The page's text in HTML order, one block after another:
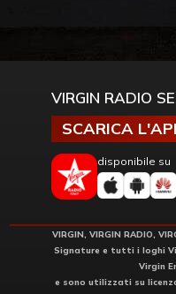
VIRGIN RADIO
SCARICA
disponibile su
VIRGIN, VIRGIN RADIO,
Signature e tutti i loghi
Virgin
e sono utilizzati su